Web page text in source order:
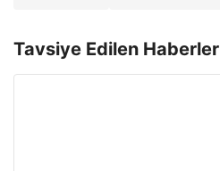
Tavsiye Edilen Haberler